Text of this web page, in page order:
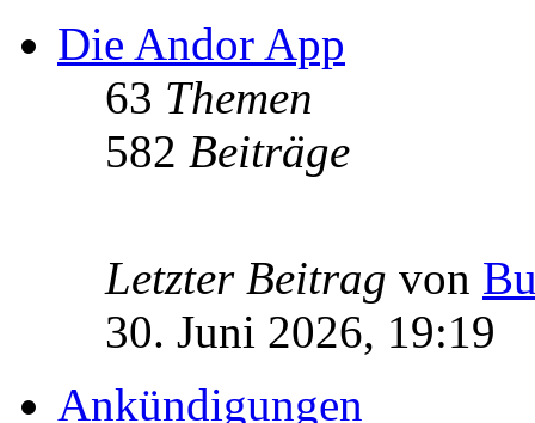
Die Andor App
63 Themen
582 Beiträge
Letzter Beitrag von
30. Juni 2026, 19:19
Ankündigungen